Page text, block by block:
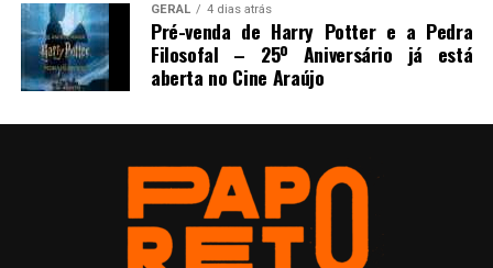
GERAL 4 dias atrás
Pré-venda de Harry Potter e a Pedra
Filosofal – 25º Aniversário já está
aberta no Cine Araújo